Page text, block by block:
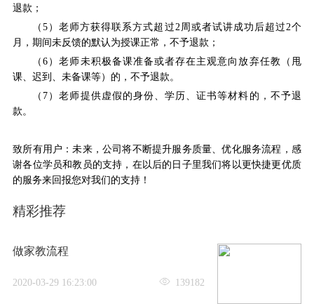
退款；
（5）老师方获得联系方式超过2周或者试讲成功后超过2个
月，期间未反馈的默认为授课正常，不予退款；
（6）老师未积极备课准备或者存在主观意向放弃任教（甩
课、迟到、未备课等）的，不予退款。
（7）老师提供虚假的身份、学历、证书等材料的， 不予退
款。
致所有用户：未来，公司将不断提升服务质量、优化服务流程，感
谢各位学员和教员的支持，在以后的日子里我们将以更快捷更优质
的服务来回报您对我们的支持！
精彩推荐
做家教流程
2020-03-29 16:23:00 139182